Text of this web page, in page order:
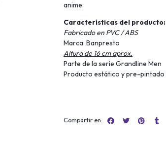
anime.
Características del producto:
Fabricado en PVC / ABS
Marca: Banpresto
Altura de 16 cm aprox.
Parte de la serie Grandline Men
Producto estático y pre-pintado
Compartir en: